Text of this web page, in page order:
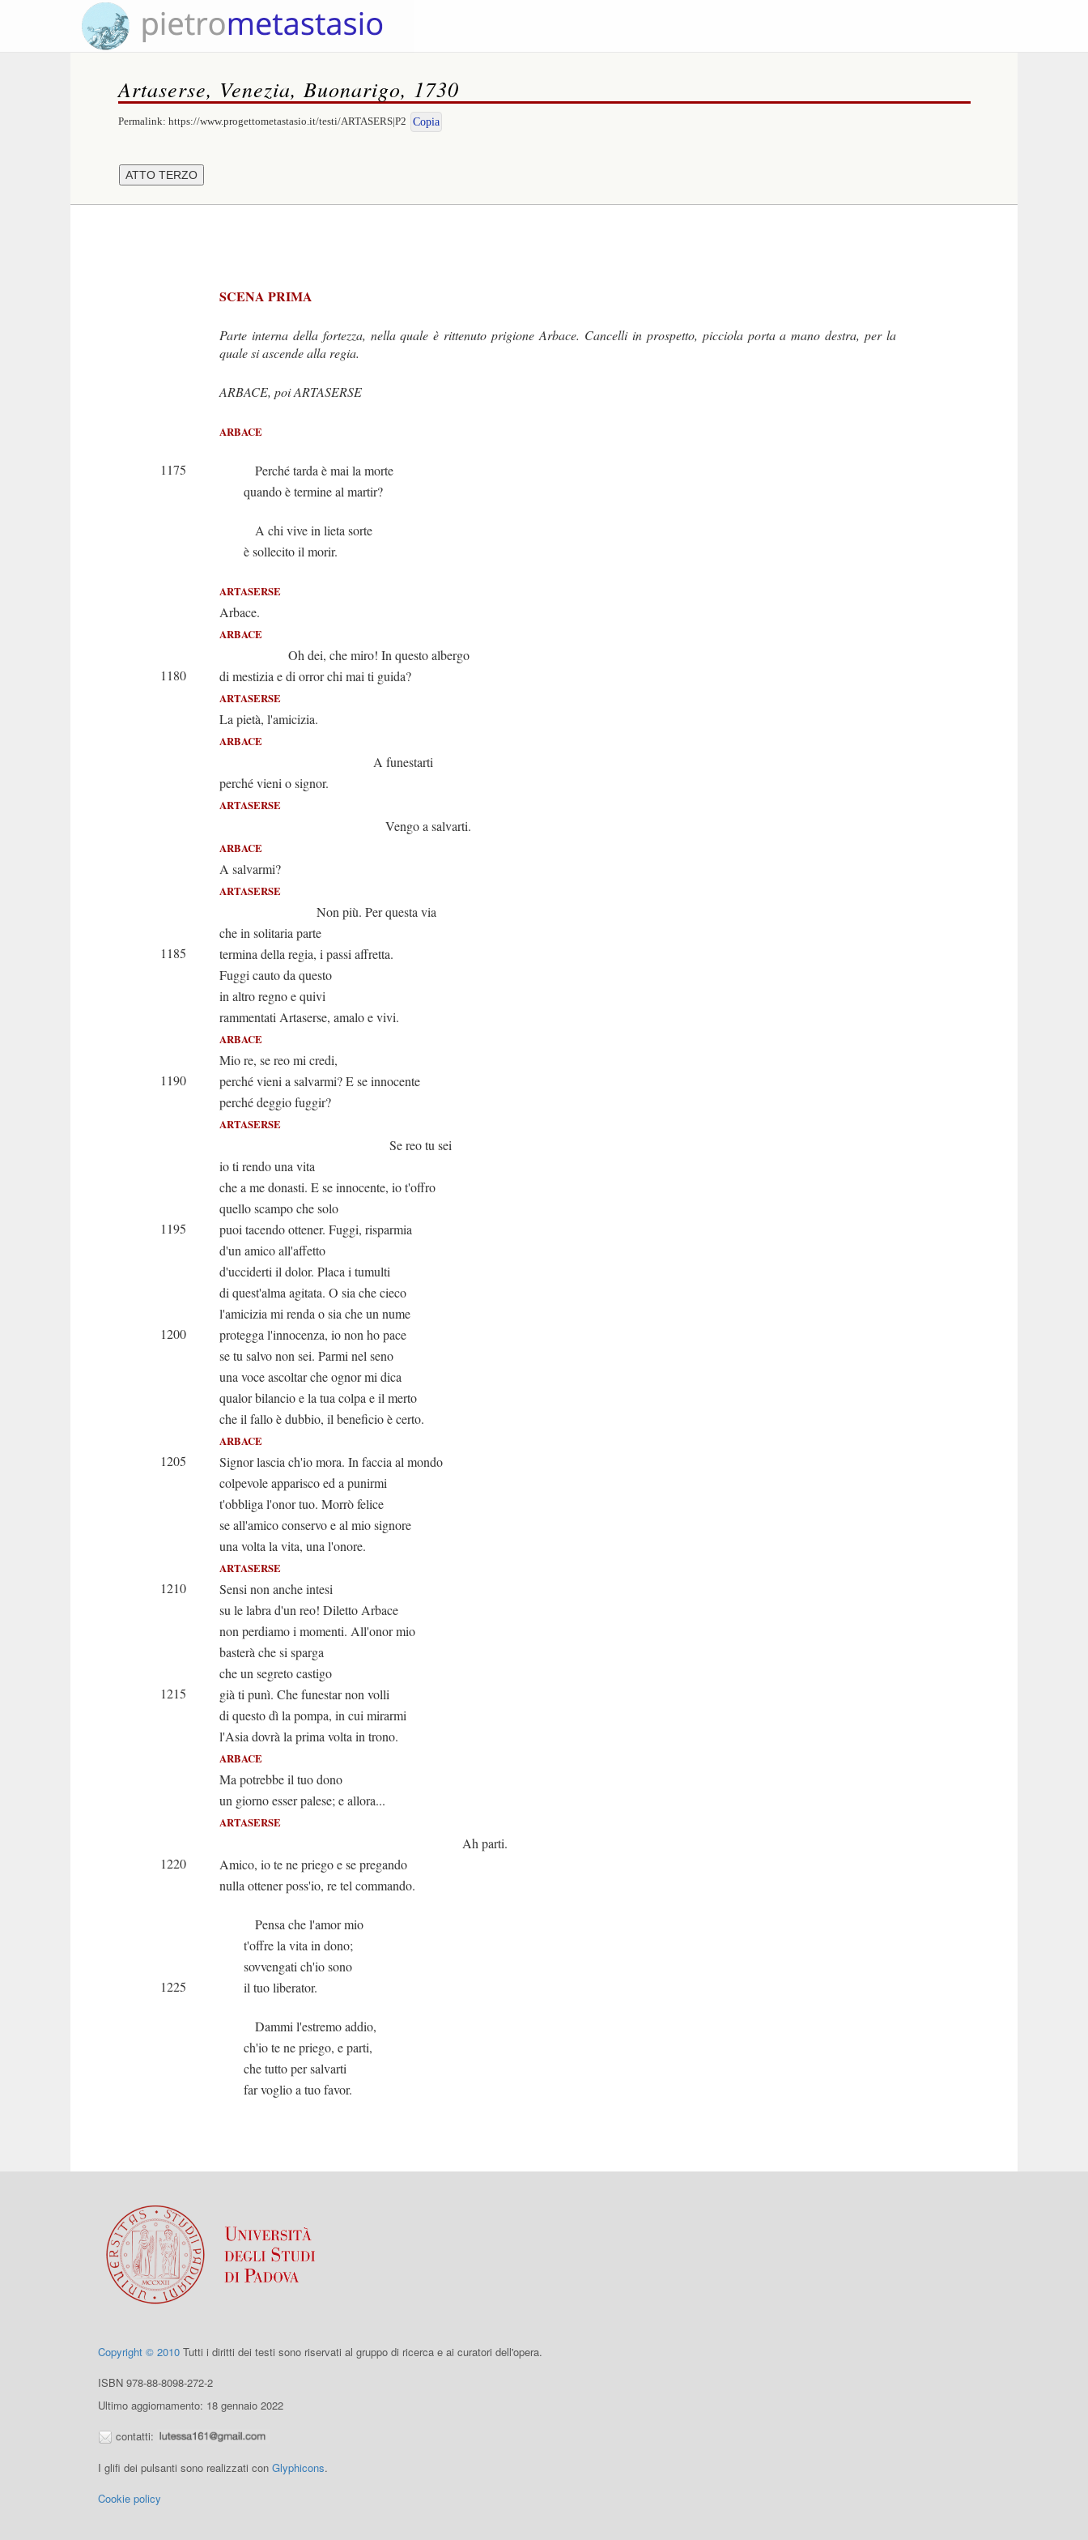
Artaserse, Venezia, Buonarigo, 1730
Permalink: https://www.progettometastasio.it/testi/ARTASERS|P2 Copia
SCENA PRIMA
Parte interna della fortezza, nella quale è rittenuto prigione Arbace. Cancelli in prospetto, picciola porta a mano destra, per la
quale si ascende alla regia.
ARBACE, poi ARTASERSE
ARBACE
1175
Perché tarda è mai la morte
quando è termine al martir?
A chi vive in lieta sorte
è sollecito il morir.
ARTASERSE
Arbace.
ARBACE
Oh dei, che miro! In questo albergo
1180
di mestizia e di orror chi mai ti guida?
ARTASERSE
La pietà, l'amicizia.
ARBACE
A funestarti
perché vieni o signor.
ARTASERSE
Vengo a salvarti.
ARBACE
A salvarmi?
ARTASERSE
Non più. Per questa via
che in solitaria parte
1185
termina della regia, i passi affretta.
Fuggi cauto da questo
in altro regno e quivi
rammentati Artaserse, amalo e vivi.
ARBACE
Mio re, se reo mi credi,
1190
perché vieni a salvarmi? E se innocente
perché deggio fuggir?
ARTASERSE
Se reo tu sei
io ti rendo una vita
che a me donasti. E se innocente, io t'offro
quello scampo che solo
1195
puoi tacendo ottener. Fuggi, risparmia
d'un amico all'affetto
d'ucciderti il dolor. Placa i tumulti
di quest'alma agitata. O sia che cieco
l'amicizia mi renda o sia che un nume
1200
protegga l'innocenza, io non ho pace
se tu salvo non sei. Parmi nel seno
una voce ascoltar che ognor mi dica
qualor bilancio e la tua colpa e il merto
che il fallo è dubbio, il beneficio è certo.
ARBACE
1205
Signor lascia ch'io mora. In faccia al mondo
colpevole apparisco ed a punirmi
t'obbliga l'onor tuo. Morrò felice
se all'amico conservo e al mio signore
una volta la vita, una l'onore.
ARTASERSE
1210
Sensi non anche intesi
su le labra d'un reo! Diletto Arbace
non perdiamo i momenti. All'onor mio
basterà che si sparga
che un segreto castigo
1215
già ti punì. Che funestar non volli
di questo dì la pompa, in cui mirarmi
l'Asia dovrà la prima volta in trono.
ARBACE
Ma potrebbe il tuo dono
un giorno esser palese; e allora...
ARTASERSE
Ah parti.
1220
Amico, io te ne priego e se pregando
nulla ottener poss'io, re tel commando.
Pensa che l'amor mio
t'offre la vita in dono;
sovvengati ch'io sono
1225
il tuo liberator.
Dammi l'estremo addio,
ch'io te ne priego, e parti,
che tutto per salvarti
far voglio a tuo favor.
Copyright © 2010 Tutti i diritti dei testi sono riservati al gruppo di ricerca e ai curatori dell'opera.
ISBN 978-88-8098-272-2
Ultimo aggiornamento: 18 gennaio 2022
contatti:
I glifi dei pulsanti sono realizzati con Glyphicons.
Cookie policy